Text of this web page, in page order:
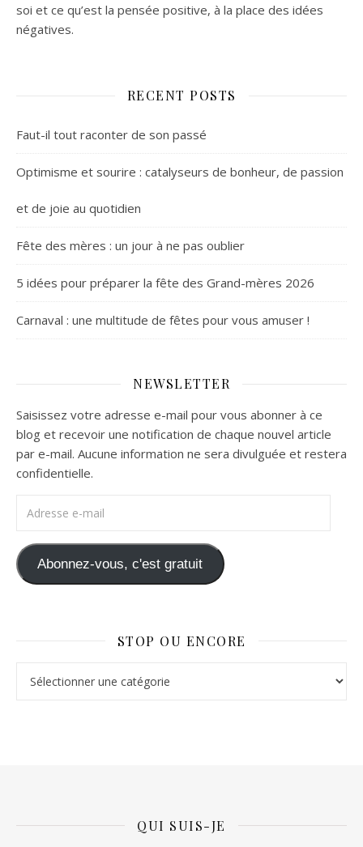
soi et ce qu’est la pensée positive, à la place des idées
négatives.
RECENT POSTS
Faut-il tout raconter de son passé
Optimisme et sourire : catalyseurs de bonheur, de passion
et de joie au quotidien
Fête des mères : un jour à ne pas oublier
5 idées pour préparer la fête des Grand-mères 2026
Carnaval : une multitude de fêtes pour vous amuser !
NEWSLETTER
Saisissez votre adresse e-mail pour vous abonner à ce
blog et recevoir une notification de chaque nouvel article
par e-mail. Aucune information ne sera divulguée et restera
confidentielle.
Abonnez-vous, c'est gratuit
STOP OU ENCORE
QUI SUIS-JE